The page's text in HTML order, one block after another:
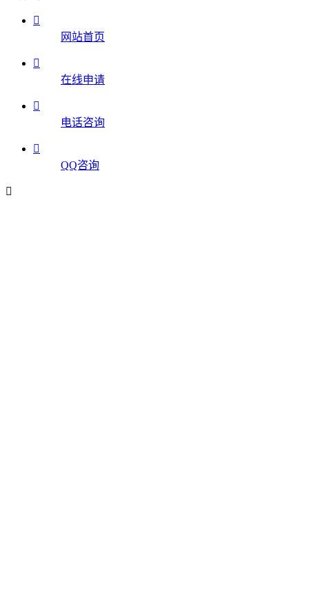

网站首页

在线申请

电话咨询

QQ咨询
